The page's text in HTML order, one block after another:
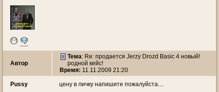
Автор
Тема: Re: продается Jerzy Drozd Basic 4 новый!
родной кейс!
Время: 11.11.2009 21:20
Pussy
цену в личку напишите пожалуйста....